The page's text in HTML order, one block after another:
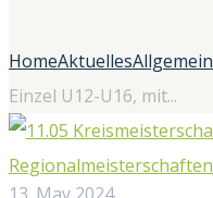
HomeAktuellesAllgemein
Einzel U12-U16, mit...